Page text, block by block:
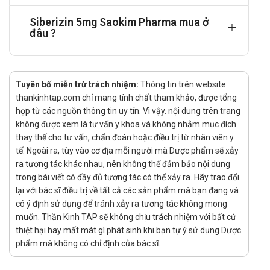
Bệnh nhân có tiền sử mắc các chứng bệnh ngoại tháp.
Bệnh nhân bị trầm cảm hoặc tiền sử có hội chứng trầm
cảm tái phát.
Bệnh nhân bị mẫn cảm với các thành phần thuốc.
Tác dụng phụ của thuốc Siberizin
Rối loạn tiêu hóa: tiêu chảy, đau bụng, nôn, buồn nôn, đau
dạ dày, ợ nóng.
Mệt mỏi, buồn ngủ, lo lắng, khô miệng.
Phản ứng quá mẫn: mẩn ngứa, nổi mày đay.
Tăng tiết sữa.
Hội chứng ngoại tháp hoặc trầm cảm.
Cảnh báo khi sử dụng
Phụ nữ có thai: chưa có khuyến cáo về việc sử dụng thuốc
cho phụ nữ mang thai nên thận trọng cân nhắc giữa lợi ích
và tác dụng trước khi sử dụng thuốc cho đối tượng này.
Siberizin 5mg Saokim Pharma mua ở
đâu ?
Tuyên bố miễn trừ trách nhiệm: Thông tin trên website
thankinhtap.com chỉ mang tính chất tham khảo, được tổng
hợp từ các nguồn thông tin uy tín. Vì vậy. nội dung trên trang
không được xem là tư vấn y khoa và không nhằm mục đích
thay thế cho tư vấn, chẩn đoán hoặc điều trị từ nhân viên y
tế. Ngoài ra, tùy vào cơ địa mỗi người mà Dược phẩm sẽ xảy
ra tương tác khác nhau, nên không thể đảm bảo nội dung
trong bài viết có đầy đủ tương tác có thể xảy ra. Hãy trao đổi
lại với bác sĩ điều trị về tất cả các sản phẩm mà bạn đang và
có ý định sử dụng để tránh xảy ra tương tác không mong
muốn. Thần Kinh TAP sẽ không chịu trách nhiệm với bất cứ
thiệt hại hay mất mát gì phát sinh khi bạn tự ý sử dụng Dược
phẩm mà không có chỉ định của bác sĩ.